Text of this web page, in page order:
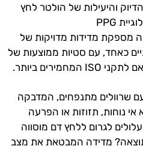
והיעילות של הולטר לחץ
הדם במדבקה. באמצעות טכנולוגיית PPG
מספקת מדידות מדויקות של
כאחד, עם סטיות ממוצעות של
שרוולים מתנפחים, המדבקה
אי נוחות, תזוזות או הפרעה
לגרום ללחץ דם מוסווה
מדידה המבטאת את מצב